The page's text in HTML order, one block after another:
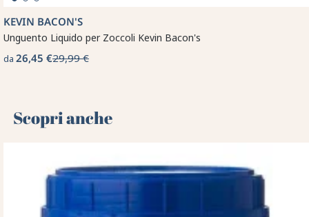
KEVIN BACON'S
Unguento Liquido per Zoccoli Kevin Bacon's
da 26,45 €29,99 €
Scopri anche 🌻